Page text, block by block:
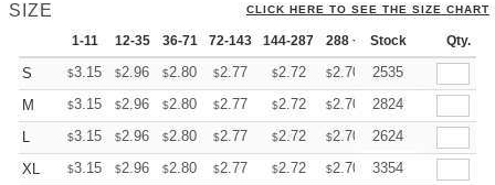
SIZE CLICK HERE TO SEE THE SIZE CHART
1-11 12-35 36-71 72-143 144-287 288 + More
Stock Qty.
S $3.15 $2.96 $2.80 $2.77 $2.72 $2.70 +
2535
M
$3.15 $2.96 $2.80 $2.77 $2.72 $2.70 +
2824
L
$3.15 $2.96 $2.80 $2.77 $2.72 $2.70 +
2624
XL
$3.15 $2.96 $2.80 $2.77 $2.72 $2.70 +
3354